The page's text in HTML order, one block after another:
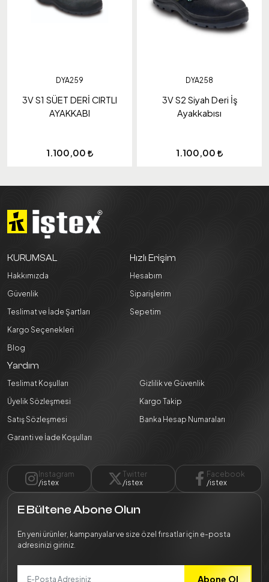
DYA259
3V S1 SÜET DERİ CIRTLI
AYAKKABI
1.100,00
DYA258
3V S2 Siyah Deri İş
Ayakkabısı
1.100,00
KURUMSAL
Hakkımızda
Güvenlik
Teslimat ve İade Şartları
Kargo Seçenekleri
Blog
Hızlı Erişim
Hesabım
Siparişlerim
Sepetim
Yardım
Teslimat Koşulları
Üyelik Sözleşmesi
Satış Sözleşmesi
Garanti ve İade Koşulları
Gizlilik ve Güvenlik
Kargo Takip
Banka Hesap Numaraları
Instagram
/istex
Twitter
/istex
Facebook
/istex
E Bültene Abone Olun
En yeni ürünler, kampanyalar ve size özel fırsatlar için e-posta
adresinizi giriniz.
Abone Ol